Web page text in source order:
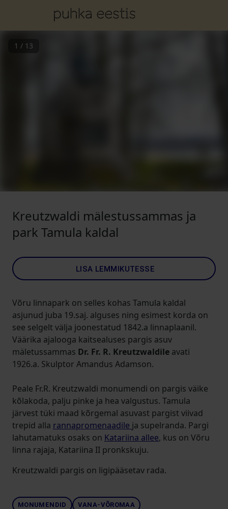
1 / 13
Kreutzwaldi mälestussammas ja
park Tamula kaldal
LISA LEMMIKUTESSE
Võru linnapark on selles kohas Tamula kaldal
asjunud juba 19.saj. alguses ning esimest korda on
see selgelt välja joonestatud 1842.a linnaplaanil.
Väärika ajalooga kaitsealuses pargis asuv
mäletussammas Dr. Fr. R. Kreutzwaldile avati
1926.a. Skulptor Amandus Adamson.
Peale Fr.R. Kreutzwaldi monumendi on pargis väike
kõlakoda, palju pinke ja hea valgustus. Tamula
järvest tüki maad kõrgemal asuvast pargist viivad
trepid alla rannapromenaadile ja supelranda. Pargi
lahutamatuks osaks on Katariina allee, kus on Võru
linna rajaja, Katariina II pronkskuju.
Kreutzwaldi pargis on ligipääsetav rada.
MONUMENDID VANA-VÕROMAA